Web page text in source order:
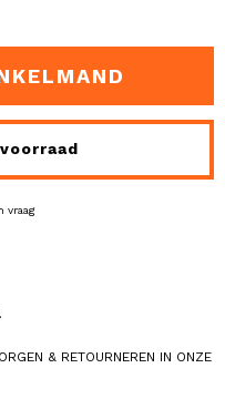
vraag
& RETOURNEREN IN ONZE